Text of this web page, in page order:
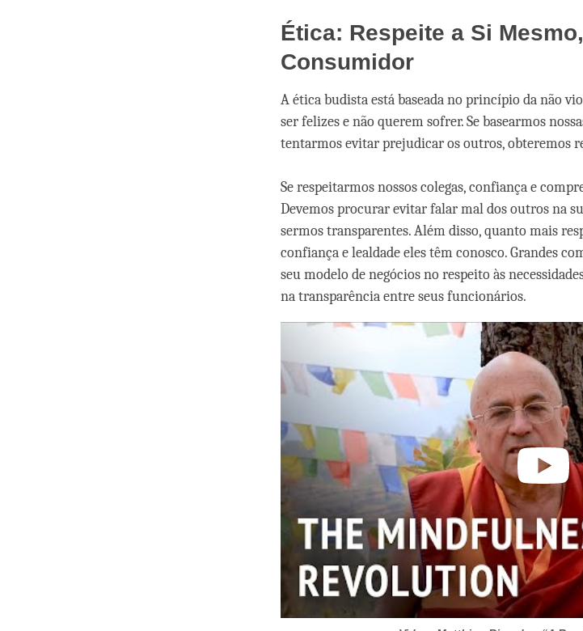
Ética: Respeite a Si
Consumidor
A ética budista está baseada no princípio da não
ser felizes e não querem sofrer. Se basearmos
tentarmos evitar prejudicar os outros, obteremos
Se respeitarmos nossos colegas, confiança e
Devemos procurar evitar falar mal dos outros na
sermos transparentes. Além disso, quanto mais
confiança e lealdade eles têm conosco. Grandes
seu modelo de negócios no respeito às
na transparência entre seus funcionários.